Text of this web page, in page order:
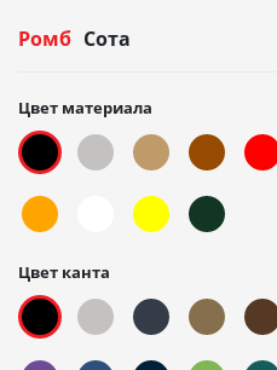
Ромб Сота
Цвет материала
Цвет канта